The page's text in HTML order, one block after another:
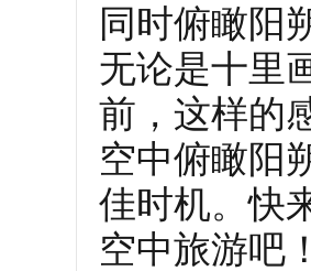
同时俯瞰阳
无论是十里
前，这样的
空中俯瞰阳
佳时机。快
空中旅游吧